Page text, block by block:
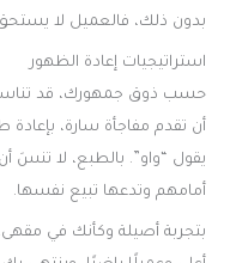
بدون ذلك، فالعميل لا
استراتيجيات إعادة الظهور
حسب ذوق جمهورك، قد
أن تقدم مفاجأة سارة،
يقول “واو”. بالطبع، لا
أمامهم وتدعها تبيع نفسها.
بتجربة أصيلة وكأنك في